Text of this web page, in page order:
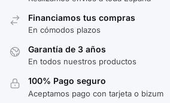
Financiamos tus compras
En cómodos plazos
Garantía de 3 años
En todos nuestros productos
100% Pago seguro
Aceptamos pago con tarjeta o bizum